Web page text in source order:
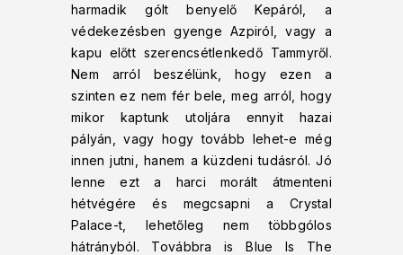
harmadik gólt benyelő Kepáról, a
védekezésben gyenge Azpiról, vagy a
kapu előtt szerencsétlenkedő Tammyről.
Nem arról beszélünk, hogy ezen a
szinten ez nem fér bele, meg arról, hogy
mikor kaptunk utoljára ennyit hazai
pályán, vagy hogy tovább lehet-e még
innen jutni, hanem a küzdeni tudásról. Jó
lenne ezt a harci morált átmenteni
hétvégére és megcsapni a Crystal
Palace-t, lehetőleg nem többgólos
hátrányból. Továbbra is Blue Is The